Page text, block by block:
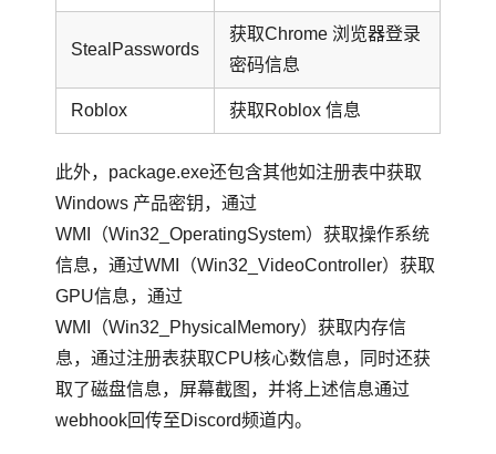
StealPasswords
获取Chrome 浏览器登录
密码信息
Roblox 获取Roblox 信息
此外，package.exe还包含其他如注册表中获取
Windows 产品密钥，通过
WMI（Win32_OperatingSystem）获取操作系统
信息，通过WMI（Win32_VideoController）获取
GPU信息，通过
WMI（Win32_PhysicalMemory）获取内存信
息，通过注册表获取CPU核心数信息，同时还获
取了磁盘信息，屏幕截图，并将上述信息通过
webhook回传至Discord频道内。